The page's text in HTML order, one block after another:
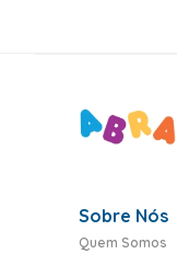
Sobre Nós
Quem Somos